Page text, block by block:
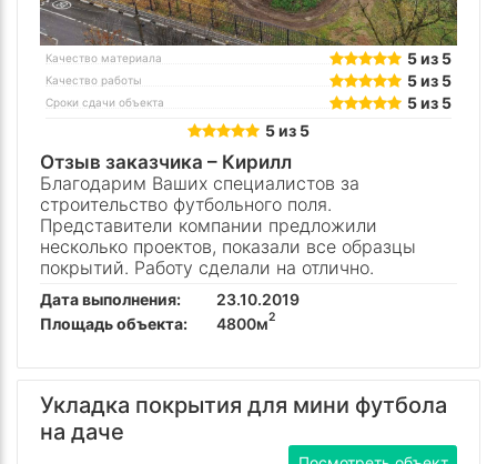
Качество материала 5 из 5
Качество работы 5 из 5
Сроки сдачи объекта
5 из 5
5 из 5
Отзыв заказчика – Кирилл
Благодарим Ваших специалистов за
строительство футбольного поля.
Представители компании предложили
несколько проектов, показали все образцы
покрытий. Работу сделали на отлично.
Дата выполнения:
23.10.2019
Площадь объекта:
4800м2
Укладка покрытия для мини футбола
на даче